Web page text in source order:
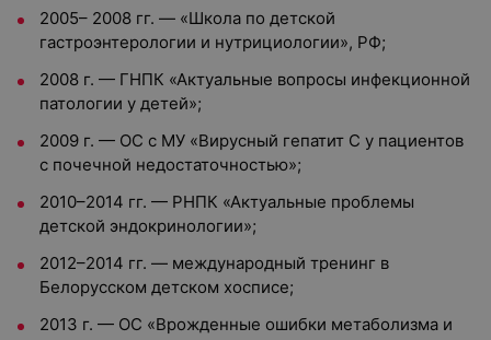
2005– 2008 гг. — «Школа по детской
гастроэнтерологии и нутрициологии», РФ;
2008 г. — ГНПК «Актуальные вопросы инфекционной
патологии у детей»;
2009 г. — ОС с МУ «Вирусный гепатит С у пациентов
с почечной недостаточностью»;
2010–2014 гг. — РНПК «Актуальные проблемы
детской эндокринологии»;
2012–2014 гг. — международный тренинг в
Белорусском детском хосписе;
2013 г. — ОС «Врожденные ошибки метаболизма и